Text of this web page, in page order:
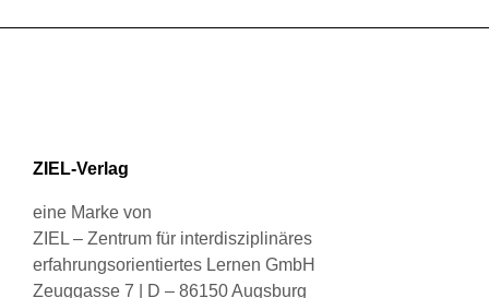
werden
ZIEL-Verlag
eine Marke von
ZIEL – Zentrum für interdisziplinäres
erfahrungsorientiertes Lernen GmbH
Zeuggasse 7 | D – 86150 Augsburg